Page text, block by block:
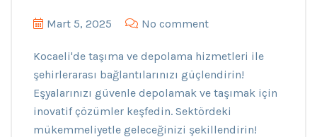
Mart 5, 2025 No comment
Kocaeli'de taşıma ve depolama hizmetleri ile
şehirlerarası bağlantılarınızı güçlendirin!
Eşyalarınızı güvenle depolamak ve taşımak için
inovatif çözümler keşfedin. Sektördeki
mükemmeliyetle geleceğinizi şekillendirin!